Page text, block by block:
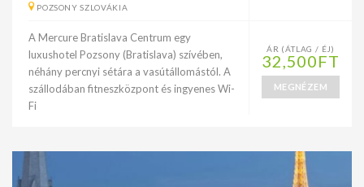
POZSONY SZLOVÁKIA
A Mercure Bratislava Centrum egy
luxushotel Pozsony (Bratislava) szívében,
néhány percnyi sétára a vasútállomástól. A
szállodában fitneszközpont és ingyenes Wi-
Fi
ÁR (ÁTLAG / ÉJ)
32,500FT
MEGNÉZEM